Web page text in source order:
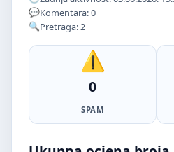
Komentara: 0
Pretraga: 2
0
SPAM